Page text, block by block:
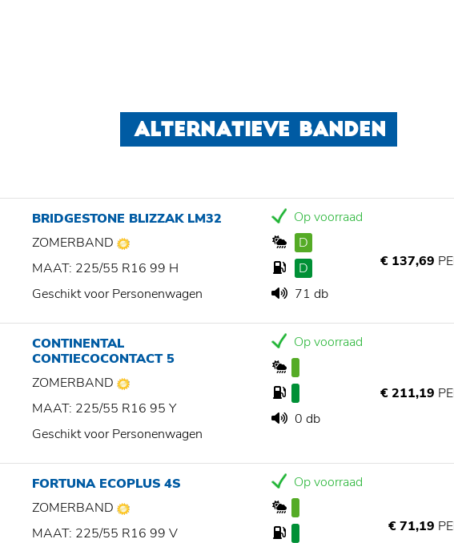
ALTERNATIEVE BANDEN
BRIDGESTONE BLIZZAK LM32
ZOMERBAND
MAAT: 225/55 R16 99 H
Geschikt voor Personenwagen
Op voorraad
D
D
71 db
€ 137,69
CONTINENTAL
CONTIECOCONTACT 5
ZOMERBAND
MAAT: 225/55 R16 95 Y
Geschikt voor Personenwagen
Op voorraad
0 db
€ 211,19
FORTUNA ECOPLUS 4S
ZOMERBAND
MAAT: 225/55 R16 99 V
Op voorraad
€ 71,19